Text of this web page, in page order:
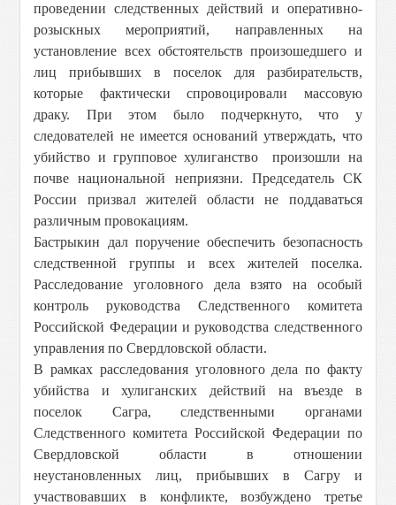
проведении следственных действий и оперативно-
розыскных мероприятий, направленных на
установление всех обстоятельств произошедшего и
лиц прибывших в поселок для разбирательств,
которые фактически спровоцировали массовую
драку. При этом было подчеркнуто, что у
следователей не имеется оснований утверждать, что
убийство и групповое хулиганство произошли на
почве национальной неприязни. Председатель СК
России призвал жителей области не поддаваться
различным провокациям.
Бастрыкин дал поручение обеспечить безопасность
следственной группы и всех жителей поселка.
Расследование уголовного дела взято на особый
контроль руководства Следственного комитета
Российской Федерации и руководства следственного
управления по Свердловской области.
В рамках расследования уголовного дела по факту
убийства и хулиганских действий на въезде в
поселок Сагра, следственными органами
Следственного комитета Российской Федерации по
Свердловской области в отношении
неустановленных лиц, прибывших в Сагру и
участвовавших в конфликте, возбуждено третье